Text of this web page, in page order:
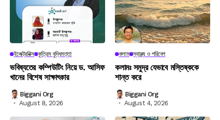
ইলেক্ট্রনিক্স কৃত্রিম বুদ্ধিমত্তা
ভবিষ্যতের কম্পিউটিং নিয়ে ড. আসিফ
খানের বিশেষ সাক্ষাৎকার
Biggani Org
August 8, 2026
কলাম স্বাস্থ্য ও পরিবেশ
কলামঃ সমুদ্র যেভাবে মস্তিষ্ককে
শান্ত করে
Biggani Org
August 4, 2026